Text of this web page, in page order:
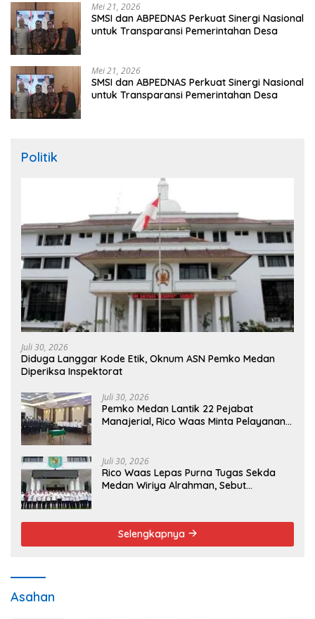
Mei 21, 2026
SMSI dan ABPEDNAS Perkuat Sinergi Nasional
untuk Transparansi Pemerintahan Desa
Mei 21, 2026
SMSI dan ABPEDNAS Perkuat Sinergi Nasional
untuk Transparansi Pemerintahan Desa
Politik
Juli 30, 2026
Diduga Langgar Kode Etik, Oknum ASN Pemko Medan
Diperiksa Inspektorat
Juli 30, 2026
Pemko Medan Lantik 22 Pejabat
Manajerial, Rico Waas Minta Pelayanan
Juli 30, 2026
Rico Waas Lepas Purna Tugas Sekda
Medan Wiriya Alrahman, Sebut
Selengkapnya
Asahan